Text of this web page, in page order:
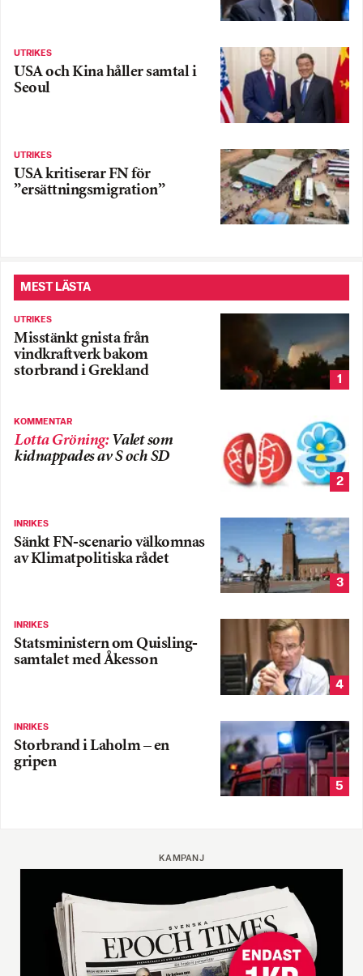
UTRIKES
USA och Kina håller samtal i
Seoul
UTRIKES
USA kritiserar FN för
”ersättningsmigration”
MEST LÄSTA
UTRIKES
Misstänkt gnista från
vindkraftverk bakom
storbrand i Grekland
1
KOMMENTAR
Lotta Gröning: Valet som
kidnappades av S och SD
2
INRIKES
Sänkt FN-scenario välkomnas
av Klimatpolitiska rådet
3
INRIKES
Statsministern om Quisling-
samtalet med Åkesson
4
INRIKES
Storbrand i Laholm – en
gripen
5
KAMPANJ